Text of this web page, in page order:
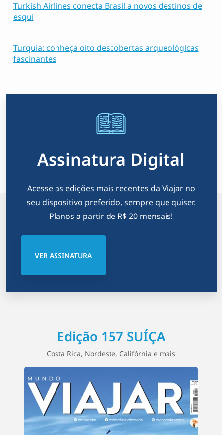
Turkish Airlines conecta Brasil a novos destinos de
esqui
Turquia: conheça oito descobertas arqueológicas
fascinantes
Assinatura Digital
Acesse as edições mais recentes da Viajar no
seu dispositivo preferido, sempre que quiser.
Planos a partir de R$ 20 mensais!
VER ASSINATURA
Edição 157 SUÍÇA
Costa Rica, Nordeste, Califórnia e mais